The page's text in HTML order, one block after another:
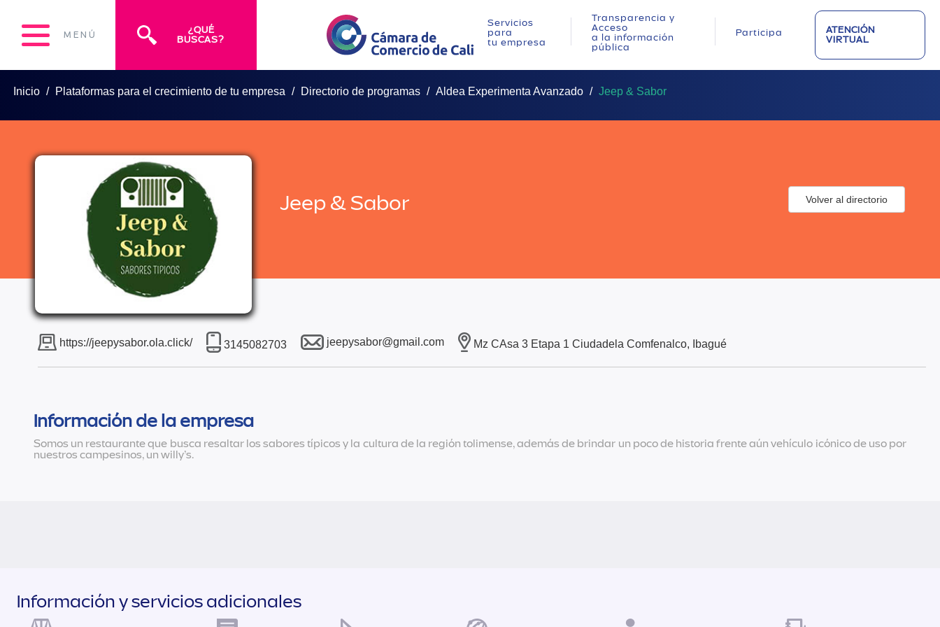
MENÚ
¿QUÉ
BUSCAS?
Servicios
para
tu empresa
Transparencia y
Acceso
a la información
pública
Participa
ATENCIÓN
VIRTUAL
Inicio Plataformas para el crecimiento de tu empresa Directorio de programas Aldea Experimenta Avanzado Jeep & Sabor
Jeep & Sabor Volver al directorio
https://jeepysabor.ola.click/ 3145082703 jeepysabor@gmail.com Mz CAsa 3 Etapa 1 Ciudadela Comfenalco, Ibagué
Información de la empresa
Somos un restaurante que busca resaltar los sabores típicos y la cultura de la región tolimense, además de brindar un poco de historia frente aún vehículo icónico de uso por
nuestros campesinos, un willy’s.
Información y servicios adicionales